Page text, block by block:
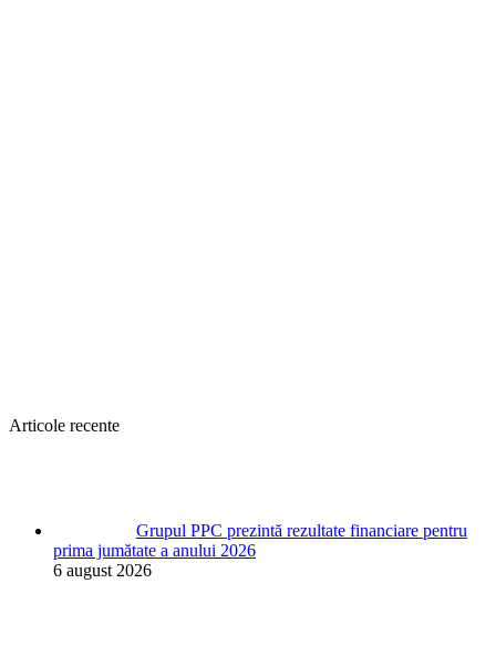
Articole recente
Grupul PPC prezintă rezultate financiare pentru
prima jumătate a anului 2026
6 august 2026